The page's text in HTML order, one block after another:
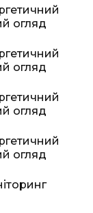
огляд
огляд
огляд
огляд